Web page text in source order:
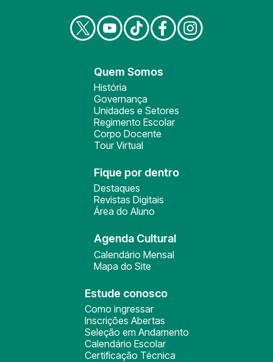
Quem Somos
História
Governança
Unidades e Setores
Regimento Escolar
Corpo Docente
Tour Virtual
Fique por dentro
Destaques
Revistas Digitais
Área do Aluno
Agenda Cultural
Calendário Mensal
Mapa do Site
Estude conosco
Como ingressar
Inscrições Abertas
Seleção em Andamento
Calendário Escolar
Certificação Técnica